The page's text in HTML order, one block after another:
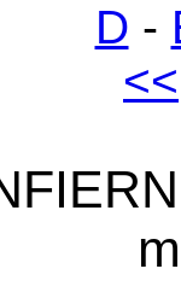
D -
<<